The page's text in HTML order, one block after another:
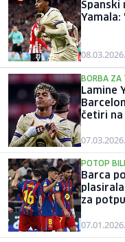
Španski
BORBA ZA
Lamine
četiri na
POTOP
Barca
za